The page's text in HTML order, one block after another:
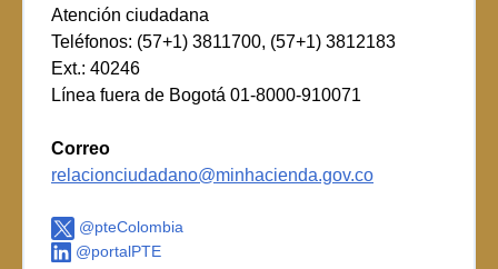
Atención ciudadana
Teléfonos: (57+1) 3811700, (57+1) 3812183
Ext.: 40246
Línea fuera de Bogotá 01-8000-910071
Correo
relacionciudadano@minhacienda.gov.co
@pteColombia
@portalPTE